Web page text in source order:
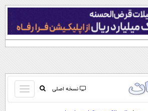
نسخه اصلی
باز
و